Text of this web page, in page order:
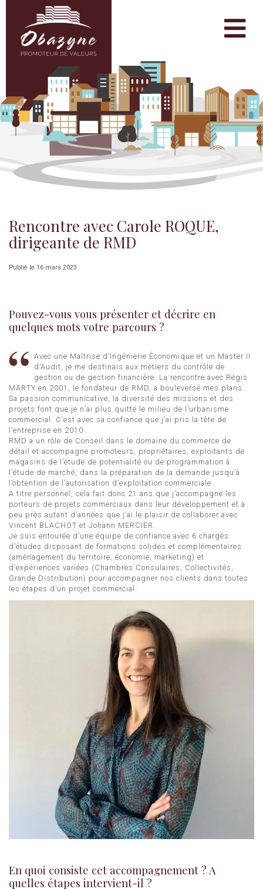
Rencontre avec Carole ROQUE,
dirigeante de RMD
Publié le 16 mars 2023
Pouvez-vous vous présenter et décrire en
quelques mots votre parcours ?
Avec une Maîtrise d’Ingénierie Économique et un Master II
d’Audit, je me destinais aux métiers du contrôle de
gestion ou de gestion financière. La rencontre avec Régis
MARTY en 2001, le fondateur de RMD, a bouleversé mes plans.
Sa passion communicative, la diversité des missions et des
projets font que je n’ai plus quitté le milieu de l’urbanisme
commercial. C’est avec sa confiance que j’ai pris la tête de
l’entreprise en 2010.
RMD a un rôle de Conseil dans le domaine du commerce de
détail et accompagne promoteurs, propriétaires, exploitants de
magasins de l’étude de potentialité ou de programmation à
l’étude de marché, dans la préparation de la demande jusqu’à
l’obtention de l’autorisation d’exploitation commerciale.
A titre personnel, cela fait donc 21 ans que j’accompagne les
porteurs de projets commerciaux dans leur développement et à
peu près autant d’années que j’ai le plaisir de collaborer avec
Vincent BLACHOT et Johann MERCIER.
Je suis entourée d’une équipe de confiance avec 6 chargés
d’études disposant de formations solides et complémentaires
(aménagement du territoire, économie, marketing) et
d’expériences variées (Chambres Consulaires, Collectivités,
Grande Distribution) pour accompagner nos clients dans toutes
les étapes d’un projet commercial.
En quoi consiste cet accompagnement ? A
quelles étapes intervient-il ?